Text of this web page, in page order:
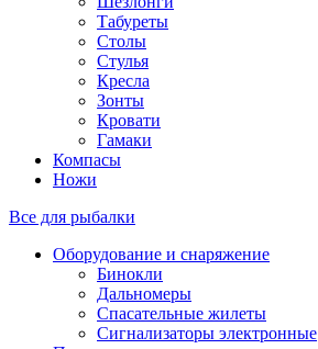
Табуреты
Столы
Стулья
Кресла
Зонты
Кровати
Гамаки
Компасы
Ножи
Все для рыбалки
Оборудование и снаряжение
Бинокли
Дальномеры
Спасательные жилеты
Сигнализаторы электронные